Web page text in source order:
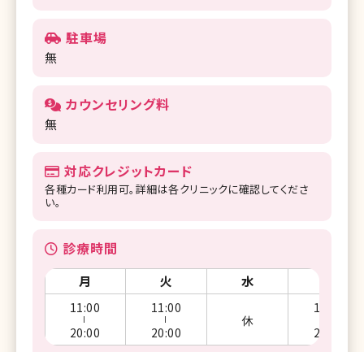
駐車場
無
カウンセリング料
無
対応クレジットカード
各種カード利用可。詳細は各クリニックに確認してくださ
い。
診療時間
月 火 水
11:00
20:00
11:00
20:00
休
11:00
20:00